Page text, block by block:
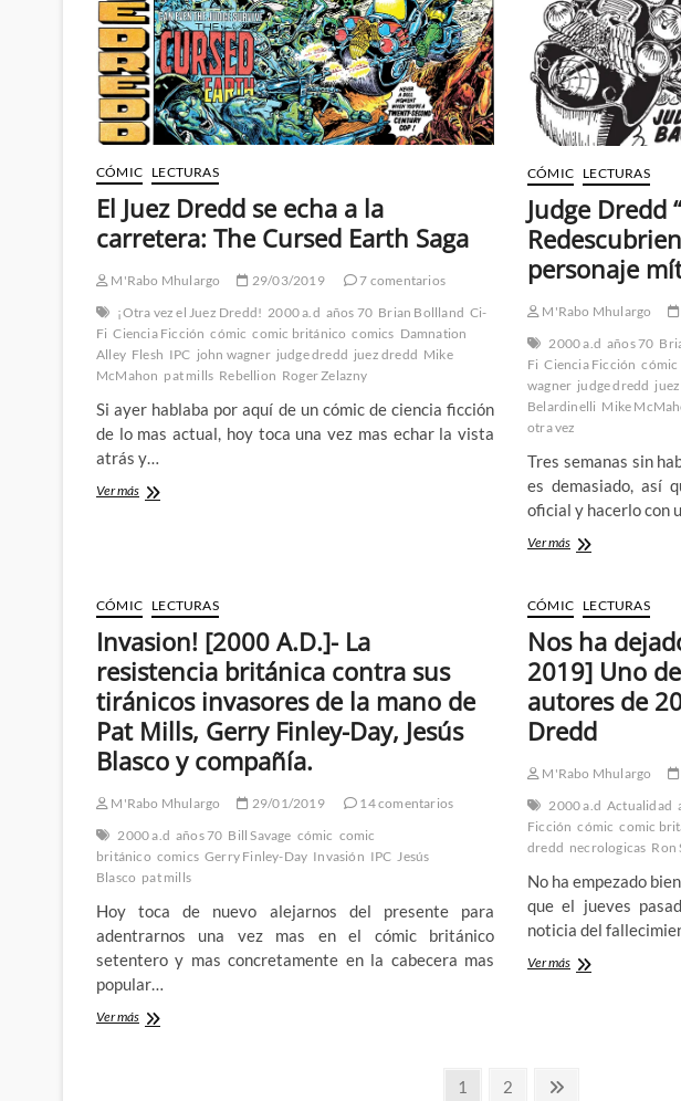
y
la
responsabilidad
de
copiar
bien
de
Tom
Tully,
Mike
Western
y
Eric
Bradbury
CÓMIC LECTURAS
El Juez Dredd se echa a la
carretera: The Cursed Earth Saga
M'Rabo Mhulargo 29/03/2019
7 comentarios
¡Otra vez el Juez Dredd! 2000 a.d años 70 Brian Bollland Ci-
Fi Ciencia Ficción cómic comic británico comics Damnation
Alley Flesh IPC john wagner judge dredd juez dredd Mike
McMahon pat mills Rebellion Roger Zelazny
Si ayer hablaba por aquí de un cómic de ciencia ficción
de lo mas actual, hoy toca una vez mas echar la vista
atrás y…
Ver másEl
la
carretera:
The
Cursed
Earth
Saga
CÓMIC LECTURAS
Judge Dredd
personaje
M'Rabo Mhulargo
2000 a.d años 70
Fi Ciencia Ficción cómic
wagner judge dredd
Belardinelli Mike
otra vez
Tres semanas sin
es demasiado, así
oficial y hacerlo con
Ver másJudge
1”
–
Redescubriendo
los
orígenes
de
un
personaje
CÓMIC LECTURAS
Invasion! [2000 A.D.]- La
resistencia británica contra sus
tiránicos invasores de la mano de
Pat Mills, Gerry Finley-Day, Jesús
Blasco y compañía.
M'Rabo Mhulargo 29/01/2019
14 comentarios
2000 a.d años 70 Bill Savage cómic comic
británico comics Gerry Finley-Day Invasión IPC Jesús
Blasco pat mills
Hoy toca de nuevo alejarnos del presente para
adentrarnos una vez mas en el cómic británico
setentero y mas concretamente en la cabecera mas
popular…
Ver másInvasion!
CÓMIC LECTURAS
Nos ha
2019] Uno
autores de
Dredd
M'Rabo Mhulargo
2000 a.d Actualidad
Ficción cómic comic
dredd necrologicas Ron
No ha empezado
que el jueves
noticia del
Ver másNos
Página
1 Página
2
Página